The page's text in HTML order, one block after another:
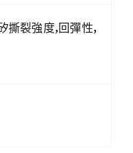
撕裂強度,回彈性,